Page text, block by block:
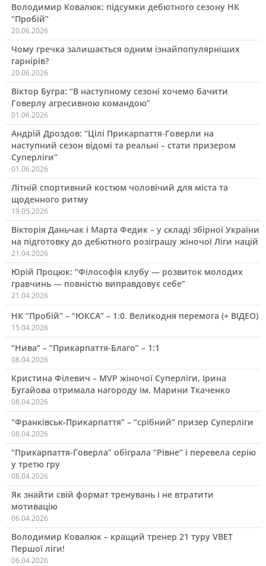
Володимир Ковалюк: підсумки дебютного сезону НК
“Пробій”
20.06.2026
Чому гречка залишається одним ізнайпопулярніших
гарнірів?
20.06.2026
Віктор Бугра: “В наступному сезоні хочемо бачити
Говерлу агресивною командою”
01.06.2026
Андрій Дроздов: “Цілі Прикарпаття-Говерли на
наступний сезон відомі та реальні – стати призером
Суперліги”
01.06.2026
Літній спортивний костюм чоловічий для міста та
щоденного ритму
19.05.2026
Вікторія Даньчак і Марта Федик – у складі збірної України
на підготовку до дебютного розіграшу жіночої Ліги націй
21.04.2026
Юрій Процюк: “Філософія клубу — розвиток молодих
гравчинь — повністю виправдовує себе”
21.04.2026
НК “Пробій” – “ЮКСА” – 1:0. Великодня перемога (+ ВІДЕО)
15.04.2026
“Нива” – “Прикарпаття-Благо” – 1:1
08.04.2026
Кристина Філевич – MVP жіночої Суперліги, Ірина
Бугайова отримала нагороду ім. Марини Ткаченко
08.04.2026
“Франківськ-Прикарпаття” – “срібний” призер Суперліги
08.04.2026
“Прикарпаття-Говерла” обіграла “Рівне” і перевела серію
у третю гру
08.04.2026
Як знайти свій формат тренувань і не втратити
мотивацію
06.04.2026
Володимир Ковалюк – кращий тренер 21 туру VBET
Першої ліги!
06.04.2026